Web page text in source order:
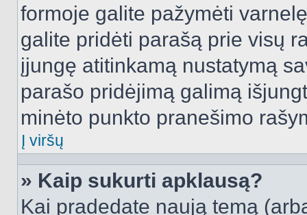
formoje galite pažymėti
galite pridėti parašą prie visų
įjungę atitinkamą nustatymą
parašo pridėjimą galimą
minėto punkto pranešimo
Į viršų
» Kaip sukurti apklausą?
Kai pradedate naują temą